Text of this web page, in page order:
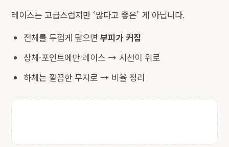
레이스는 고급스럽지만 ‘많다고 좋은’ 게 아닙니다.
전체를 두껍게 덮으면 부피가 커짐
상체·포인트에만 레이스 → 시선이 위로
하체는 깔끔한 무지로 → 비율 정리